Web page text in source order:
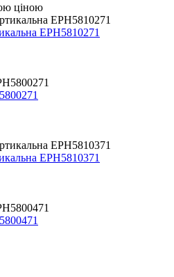
ціною
EPH5810271
EPH5810371